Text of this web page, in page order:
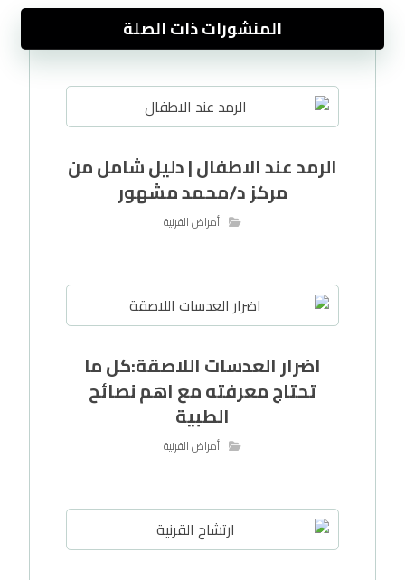
المنشورات ذات الصلة
الرمد عند الاطفال | دليل شامل من
مركز د/محمد مشهور
أمراض القرنية
اضرار العدسات اللاصقة:كل ما
تحتاج معرفته مع اهم نصائح
الطبية
أمراض القرنية